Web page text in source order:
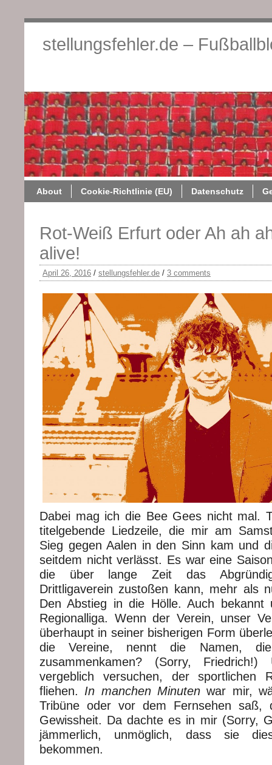
stellungsfehler.de –
About Cookie-Richtlinie (EU) Datenschutz
Rot-Weiß Erfurt oder Ah ah
alive!
April 26, 2016 / stellungsfehler.de / 3 comments
Dabei mag ich die Bee Gees nicht mal.
titelgebende Liedzeile, die mir am
Sieg gegen Aalen in den Sinn kam und
seitdem nicht verlässt. Es war eine
die über lange Zeit das
Drittligaverein zustoßen kann, mehr als
Den Abstieg in die Hölle. Auch bekannt
Regionalliga. Wenn der Verein, unser
überhaupt in seiner bisherigen Form
die Vereine, nennt die Namen,
zusammenkamen? (Sorry,
vergeblich versuchen, der sportlichen
fliehen. In manchen Minuten war mir,
Tribüne oder vor dem Fernsehen saß,
Gewissheit. Da dachte es in mir (Sorry,
jämmerlich, unmöglich, dass sie
bekommen.